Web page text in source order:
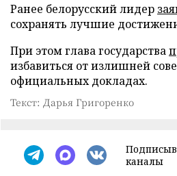
Ранее белорусский лидер
сохранять лучшие
При этом глава государства
избавиться от излишней
официальных докладах.
Текст: Дарья Григоренко
каналы